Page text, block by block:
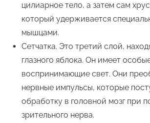
цилиарное тело, а затем сам
который удерживается
мышцами.
Сетчатка. Это третий слой,
глазного яблока. Он имеет
воспринимающие свет. Они
нервные импульсы, которые
обработку в головной мозг при
зрительного нерва.